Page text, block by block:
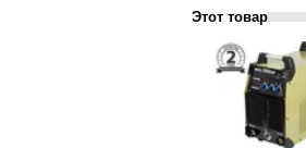
Этот товар